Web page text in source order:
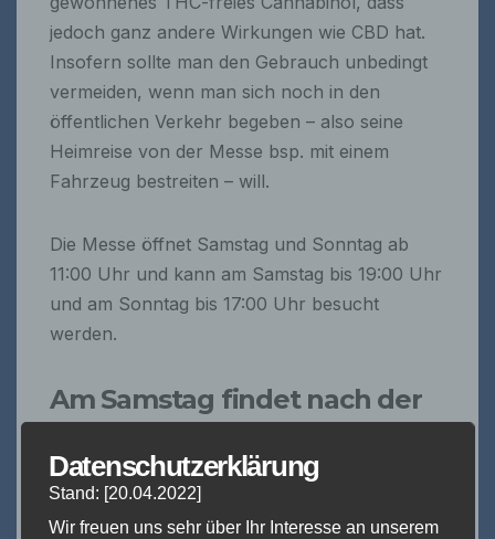
jedoch ganz andere Wirkungen wie CBD hat.
Insofern sollte man den Gebrauch unbedingt
vermeiden, wenn man sich noch in den
öffentlichen Verkehr begeben – also seine
Heimreise von der Messe bsp. mit einem
Fahrzeug bestreiten – will.
Die Messe öffnet Samstag und Sonntag ab
11:00 Uhr und kann am Samstag bis 19:00 Uhr
und am Sonntag bis 17:00 Uhr besucht
werden.
Am Samstag findet nach der
Messe noch eine Party statt,
bei der DJ EXOT die Gäste
unterhalten wird.
Datenschutzerklärung
Stand: [20.04.2022]
Wir freuen uns sehr über Ihr Interesse an unserem